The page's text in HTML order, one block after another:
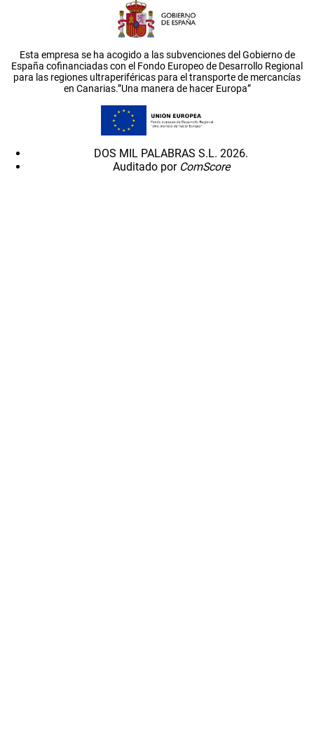
Esta empresa se ha acogido a las subvenciones del Gobierno de
España cofinanciadas con el Fondo Europeo de Desarrollo Regional
para las regiones ultraperiféricas para el transporte de mercancías
en Canarias.”Una manera de hacer Europa”
DOS MIL PALABRAS S.L. 2026.
Auditado por ComScore